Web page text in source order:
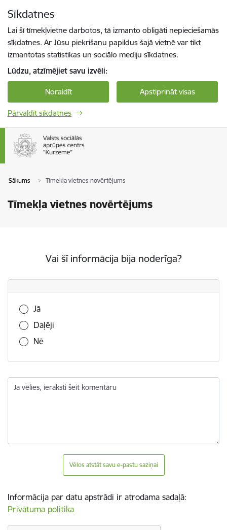
Sīkdatnes
Lai šī tīmekļvietne darbotos, tā izmanto obligāti nepieciešamās
sīkdatnes. Ar Jūsu piekrišanu papildus šajā vietnē var tikt
izmantotas statistikas un sociālo mediju sīkdatnes.
Lūdzu, atzīmējiet savu izvēli:
Noraidīt Apstiprināt visas
Pārvaldīt sīkdatnes
Sākums Tīmekļa vietnes novērtējums
Tīmekļa vietnes novērtējums
Vai šī informācija bija noderīga?
Vai šī informācija bija noderīga?
Jā
Daļēji
Nē
Ja vēlies, ieraksti šeit komentāru
Vēlos atstāt savu e-pastu saziņai
Informācija par datu apstrādi ir atrodama sadaļā:
Privātuma politika